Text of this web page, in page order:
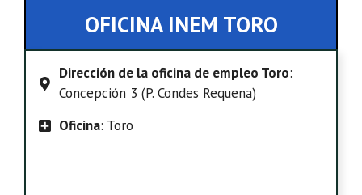
OFICINA INEM TORO
Dirección de la oficina de empleo Toro:
Concepción 3 (P. Condes Requena)
Oficina: Toro